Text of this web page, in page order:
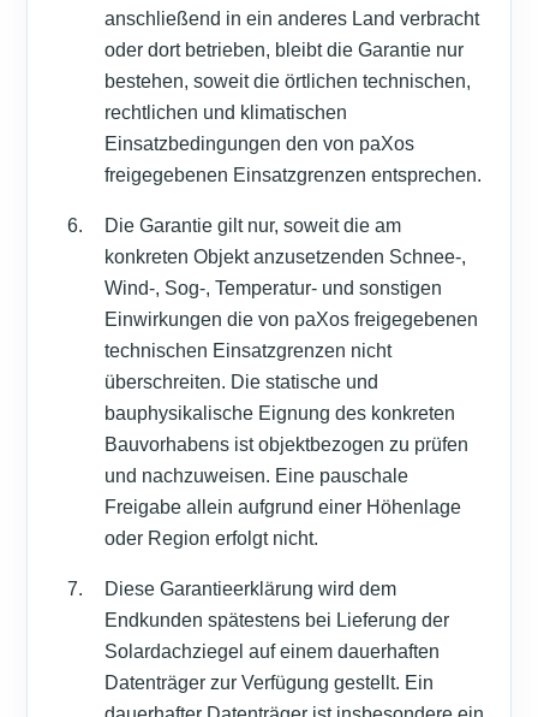
anschließend in ein anderes Land verbracht
oder dort betrieben, bleibt die Garantie nur
bestehen, soweit die örtlichen technischen,
rechtlichen und klimatischen
Einsatzbedingungen den von paXos
freigegebenen Einsatzgrenzen entsprechen.
Die Garantie gilt nur, soweit die am
konkreten Objekt anzusetzenden Schnee-,
Wind-, Sog-, Temperatur- und sonstigen
Einwirkungen die von paXos freigegebenen
technischen Einsatzgrenzen nicht
überschreiten. Die statische und
bauphysikalische Eignung des konkreten
Bauvorhabens ist objektbezogen zu prüfen
und nachzuweisen. Eine pauschale
Freigabe allein aufgrund einer Höhenlage
oder Region erfolgt nicht.
Diese Garantieerklärung wird dem
Endkunden spätestens bei Lieferung der
Solardachziegel auf einem dauerhaften
Datenträger zur Verfügung gestellt. Ein